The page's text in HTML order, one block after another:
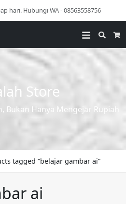
hari. Hubungi WA - 08563558756
Store
Bukan Hanya Mengejar Rupiah
tagged “belajar gambar ai”
ai